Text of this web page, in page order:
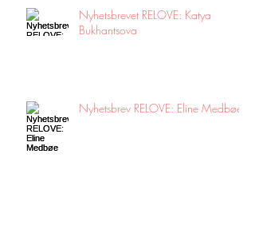
Nyhetsbrevet RELOVE: Katya
Bukhantsova
Nyhetsbrev RELOVE: Eline Medbøe